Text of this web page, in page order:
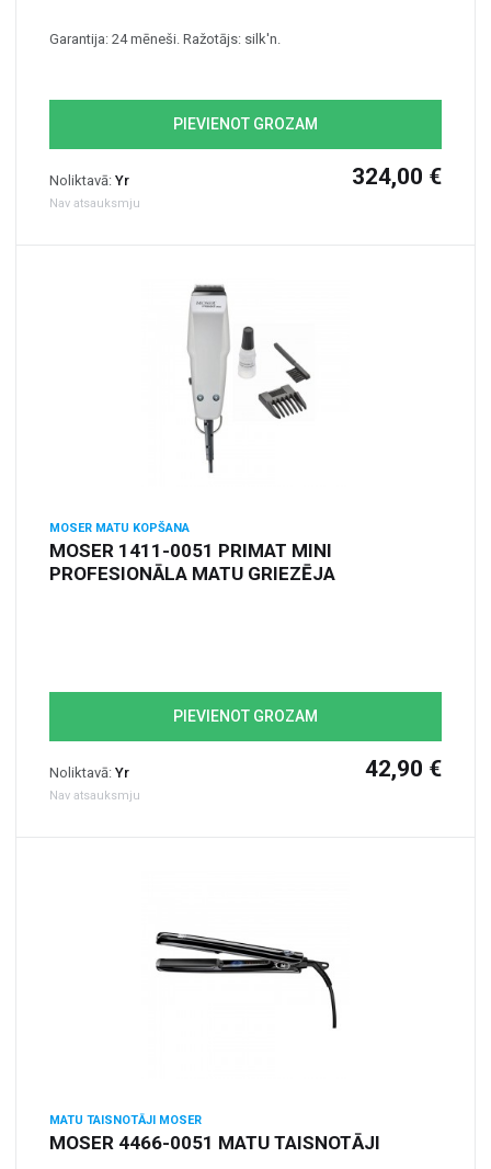
Garantija: 24 mēneši. Ražotājs: silk'n.
PIEVIENOT GROZAM
Noliktavā: Yr
Nav atsauksmju
324,00 €
MOSER MATU KOPŠANA
MOSER 1411-0051 PRIMAT MINI
PROFESIONĀLA MATU GRIEZĒJA
PIEVIENOT GROZAM
Noliktavā: Yr
Nav atsauksmju
42,90 €
MATU TAISNOTĀJI MOSER
MOSER 4466-0051 MATU TAISNOTĀJI